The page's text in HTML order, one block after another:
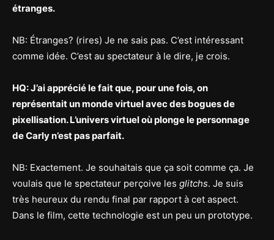
étranges.
NB: Étranges? (rires) Je ne sais pas. C’est intéressant
comme idée. C’est au spectateur à le dire, je crois.
HQ: J’ai apprécié le fait que, pour une fois, on
représentait un monde virtuel avec des bogues de
pixellisation. L’univers virtuel où plonge le personnage
de Carly n’est pas parfait.
NB: Exactement. Je souhaitais que ça soit comme ça. Je
voulais que le spectateur perçoive les glitchs. Je suis
très heureux du rendu final par rapport à cet aspect.
Dans le film, cette technologie est un peu un prototype.